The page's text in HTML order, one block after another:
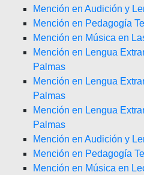
Mención en Audición y
Mención en Pedagogía
Mención en Música en
Mención en Lengua
Palmas
Mención en Lengua
Palmas
Mención en Lengua
Palmas
Mención en Audición y
Mención en Pedagogía
Mención en Música en